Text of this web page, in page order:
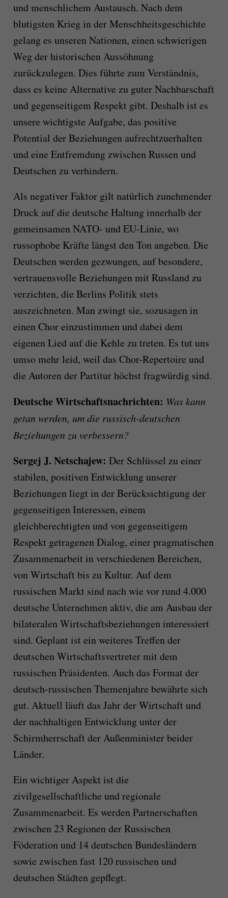
und menschlichem Austausch. Nach dem
blutigsten Krieg in der Menschheitsgeschichte
gelang es unseren Nationen, einen schwierigen
Weg der historischen Aussöhnung
zurückzulegen. Dies führte zum Verständnis,
dass es keine Alternative zu guter Nachbarschaft
und gegenseitigem Respekt gibt. Deshalb ist es
unsere wichtigste Aufgabe, das positive
Potential der Beziehungen aufrechtzuerhalten
und eine Entfremdung zwischen Russen und
Deutschen zu verhindern.
Als negativer Faktor gilt natürlich zunehmender
Druck auf die deutsche Haltung innerhalb der
gemeinsamen NATO- und EU-Linie, wo
russophobe Kräfte längst den Ton angeben. Die
Deutschen werden gezwungen, auf besondere,
vertrauensvolle Beziehungen mit Russland zu
verzichten, die Berlins Politik stets
auszeichneten. Man zwingt sie, sozusagen in
einen Chor einzustimmen und dabei dem
eigenen Lied auf die Kehle zu treten. Es tut uns
umso mehr leid, weil das Chor-Repertoire und
die Autoren der Partitur höchst fragwürdig sind.
Deutsche Wirtschaftsnachrichten: Was kann
getan werden, um die russisch-deutschen
Beziehungen zu verbessern?
Sergej J. Netschajew: Der Schlüssel zu einer
stabilen, positiven Entwicklung unserer
Beziehungen liegt in der Berücksichtigung der
gegenseitigen Interessen, einem
gleichberechtigten und von gegenseitigem
Respekt getragenen Dialog, einer pragmatischen
Zusammenarbeit in verschiedenen Bereichen,
von Wirtschaft bis zu Kultur. Auf dem
russischen Markt sind nach wie vor rund 4.000
deutsche Unternehmen aktiv, die am Ausbau der
bilateralen Wirtschaftsbeziehungen interessiert
sind. Geplant ist ein weiteres Treffen der
deutschen Wirtschaftsvertreter mit dem
russischen Präsidenten. Auch das Format der
deutsch-russischen Themenjahre bewährte sich
gut. Aktuell läuft das Jahr der Wirtschaft und
der nachhaltigen Entwicklung unter der
Schirmherrschaft der Außenminister beider
Länder.
Ein wichtiger Aspekt ist die
zivilgesellschaftliche und regionale
Zusammenarbeit. Es werden Partnerschaften
zwischen 23 Regionen der Russischen
Föderation und 14 deutschen Bundesländern
sowie zwischen fast 120 russischen und
deutschen Städten gepflegt.